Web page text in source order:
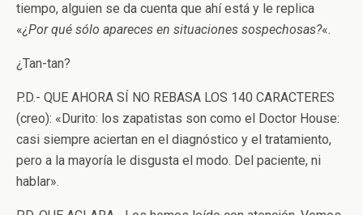
tiempo, alguien se da cuenta que ahí está y le replica
«¿Por qué sólo apareces en situaciones sospechosas?«.
¿Tan-tan?
P.D.- QUE AHORA SÍ NO REBASA LOS 140 CARACTERES
(creo): «Durito: los zapatistas son como el Doctor House:
casi siempre aciertan en el diagnóstico y el tratamiento,
pero a la mayoría le disgusta el modo. Del paciente, ni
hablar».